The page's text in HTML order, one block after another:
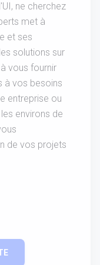
ne cherchez
met à
et ses
solutions sur
vous fournir
à vos besoins
entreprise ou
environs de
de vos projets